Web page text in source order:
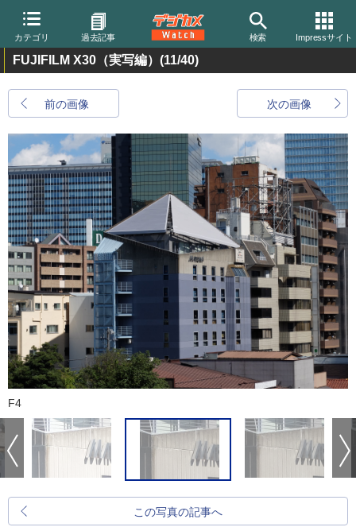
カテゴリ 過去記事 検索 Impressサイト
FUJIFILM X30（実写編） (11/40)
前の画像 次の画像
F4
この写真の記事へ